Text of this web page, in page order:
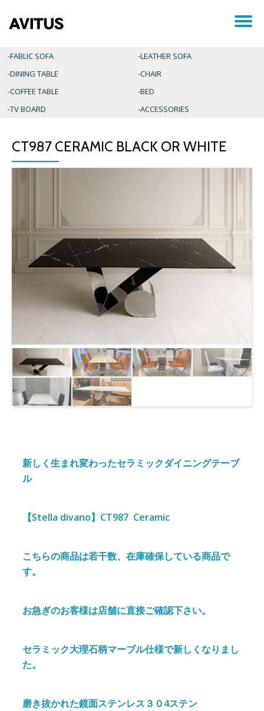
ナ
ョ
を
切
り
え
-FABLIC SOFA
-LEATHER SOFA
-DINING TABLE
-CHAIR
-COFFEE TABLE
-BED
-TV BOARD
-ACCESSORIES
CT987 CERAMIC BLACK OR WHITE
新しく生まれ変わったセラミックダイニングテーブ
ル
【Stella divano】CT987 Ceramic
こちらの商品は若干数、在庫確保している商品で
す。
お急ぎのお客様は店舗に直接ご確認下さい。
セラミック大理石柄マーブル仕様で新しくなりまし
た。
磨き抜かれた鏡面ステンレス３０4ステン